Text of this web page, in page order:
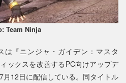
Team Ninja
は『ニンジャ・ガイデン：マスタ
ックスを改善するPC向けアップデ
12日に配信している。同タイトル